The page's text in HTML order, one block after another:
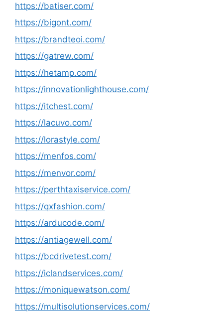
https://batiser.com/
https://bigont.com/
https://brandteoi.com/
https://gatrew.com/
https://hetamp.com/
https://innovationlighthouse.com/
https://itchest.com/
https://lacuvo.com/
https://lorastyle.com/
https://menfos.com/
https://menvor.com/
https://perthtaxiservice.com/
https://qxfashion.com/
https://arducode.com/
https://antiagewell.com/
https://bcdrivetest.com/
https://iclandservices.com/
https://moniquewatson.com/
https://multisolutionservices.com/